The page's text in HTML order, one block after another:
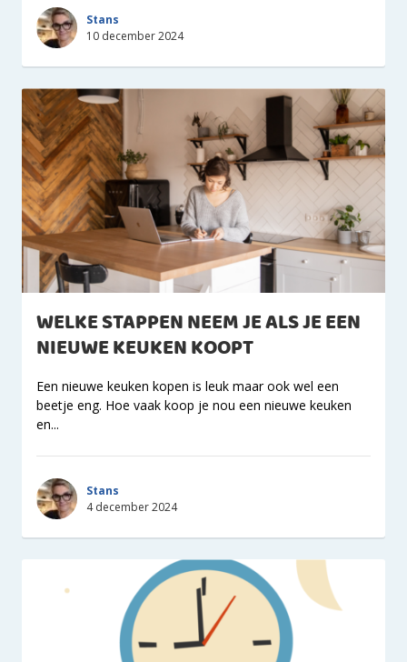
Stans
10 december 2024
WELKE STAPPEN NEEM JE ALS JE EEN
NIEUWE KEUKEN KOOPT
Een nieuwe keuken kopen is leuk maar ook wel een
beetje eng. Hoe vaak koop je nou een nieuwe keuken
en...
Stans
4 december 2024